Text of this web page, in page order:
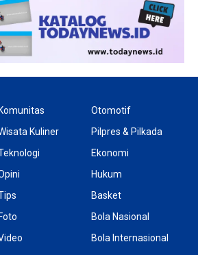
Kuliner
Otomotif
Pilpres & Pilkada
Ekonomi
Hukum
Basket
Bola Nasional
Bola Internasional